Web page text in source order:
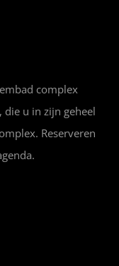
complex
die u in zijn geheel
Reserveren